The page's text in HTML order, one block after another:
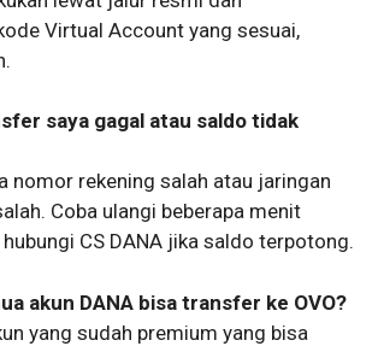
Virtual Account yang sesuai,
saya gagal atau saldo tidak
nomor rekening salah atau jaringan
Coba ulangi beberapa menit
CS DANA jika saldo terpotong.
akun DANA bisa transfer ke OVO?
yang sudah premium yang bisa